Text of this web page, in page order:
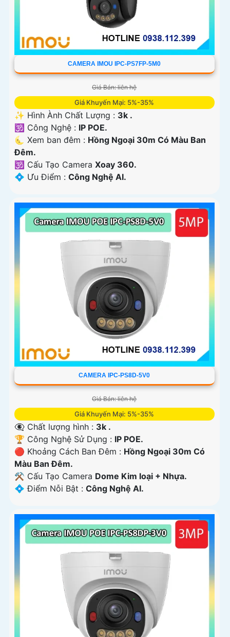
CAMERA IMOU IPC-PS7FP-5M0
Giá Bán: liên hệ
Giá Khuyến Mại: 5%-35%
✨ Hình Ành Chất Lượng : 3k .
🕉️ Công Nghệ : IP POE.
🌜 Xem ban đêm : Hồng Ngoại 30m Có Màu Ban
Ðêm.
🕉️ Cấu Tạo Camera Xoay 360.
️💠 Ưu Điểm : Công Nghệ AI.
CAMERA IPC-PS8D-5V0
Giá Bán: liên hệ
Giá Khuyến Mại: 5%-35%
👁️‍🗨 Chất lượng hình : 3k .
🏆 Công Nghệ Sử Dụng : IP POE.
🔴 Khoảng Cách Ban Đêm : Hồng Ngoại 30m Có
Màu Ban Ðêm.
⚒ Cấu Tạo Camera Dome Kim loại + Nhựa.
️💠 Điểm Nỗi Bật : Công Nghệ AI.